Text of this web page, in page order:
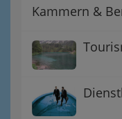
Kammern &